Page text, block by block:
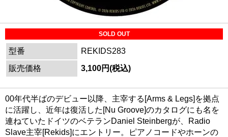
SOLD OUT
型番
REKIDS283
販売価格
3,100円(税込)
00年代半ばのデビュー以降、主宰する[Arms & Legs]を拠点
に活躍し、近年は復活した[Nu Groove]のカタログにも名を
連ねていたドイツのベテランDaniel Steinbergが、Radio
Slave主宰[Rekids]にエントリー。ピアノコードやホーンの